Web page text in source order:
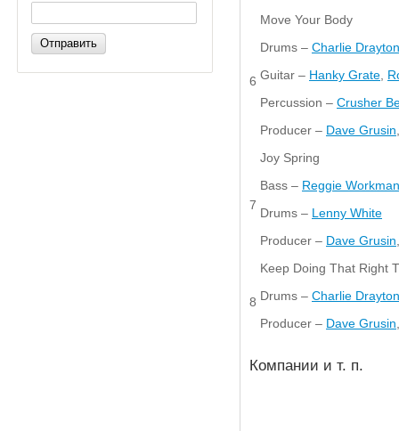
Отправить
6
Move Your Body
Drums – Charlie Drayton
Guitar – Hanky Grate
Percussion – Crusher
Producer – Dave Grusin
7
Joy Spring
Bass – Reggie Workman
Drums – Lenny White
Producer – Dave Grusin
8
Keep Doing That Right
Drums – Charlie Drayton
Producer – Dave Grusin
Компании и т. п.